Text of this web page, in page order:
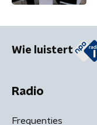
Wie luistert
Radio
Frequenties